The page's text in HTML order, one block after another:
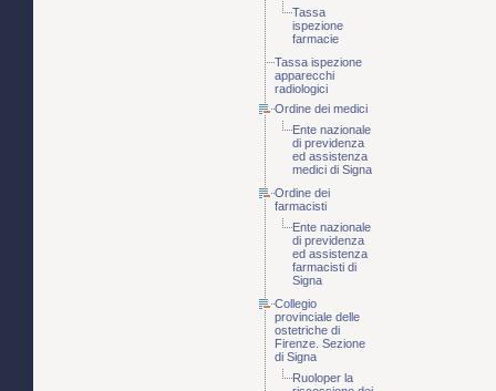
Tassa
ispezione
farmacie
Tassa ispezione
apparecchi
radiologici
Ordine dei medici
Ente nazionale
di previdenza
ed assistenza
medici di Signa
Ordine dei
farmacisti
Ente nazionale
di previdenza
ed assistenza
farmacisti di
Signa
Collegio
provinciale delle
ostetriche di
Firenze. Sezione
di Signa
Ruoloper la